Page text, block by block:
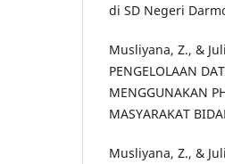
di SD Negeri
Musliyana, Z., &
PENGELOLAAN
MENGGUNAKAN
MASYARAKAT
Musliyana, Z., &